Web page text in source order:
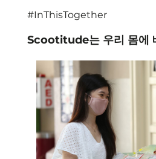
#InThisTogether
Scootitude는 우리 몸에